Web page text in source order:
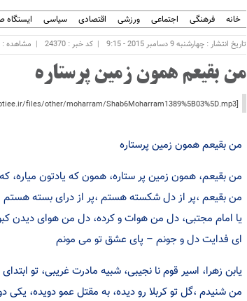
خانه فرهنگی اجتماعی ورزشی اقتصادی سیاسی ایستگاه
تاریخ انتشار : چهارشنبه 9 دسامبر 2015 - 9:15 کد خبر : 24370 مشاهده :
من بقیعم همون زمین پرستاره
[audio mp3="http://meysammotiee.ir/files/other/moharram/Shab6Moharram1389%5B03%5D.mp3" ] [download id="24371"]
من بقیعم همون زمین پرستاره
من بقیعم، همون زمین پر ستاره، همون که یادتون میاره،
من بقیعم ،پر از دل شکسته هستم ،پر از درای بسته
یا امام مجتبی، دل من هوات و کرده، دل من هوای دیدن
ای فدایت دل و جونم – پای عشق تو می مونم
یابن زهرا، اسیر قوم نا نجیبی، شبیه مادرت غریبی، تو
من شنیدم ،گل تو کربلا رو دیده، به مقتل عمو دویده، یکی